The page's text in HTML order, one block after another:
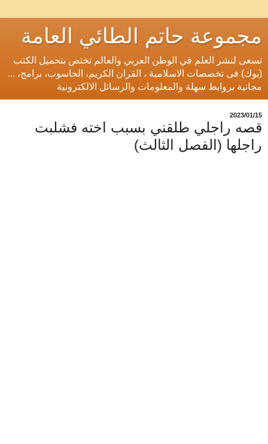
مجموعة حاتم الطائي العامة
تسعى لنشر العلم في الوطن العربي والعالم تختص بتحميل الكتب
(بوك) فى تخصصات الاسلامية ، القران الكريم، الحاسوب، برامج، ...
مجانية بروابط سهلة والمعلومات والرسائل الالكترونية
15‏/01‏/2023
قصه راجلي طلقني بسبب اخته فشلبت
راجلها (الفصل الثالث)